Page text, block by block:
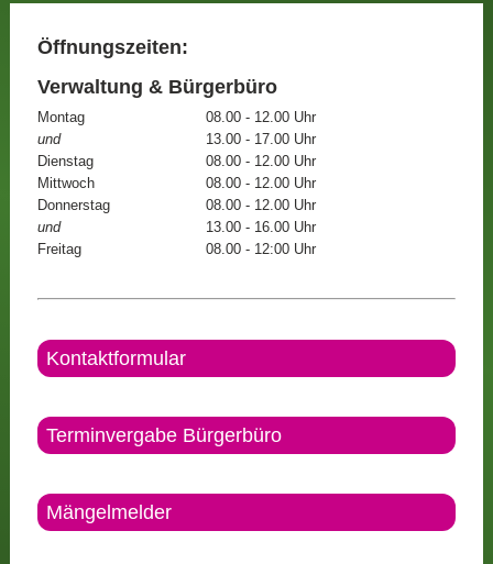
Öffnungszeiten:
Verwaltung & Bürgerbüro
Montag
08.00 - 12.00 Uhr
und
13.00 - 17.00 Uhr
Dienstag
08.00 - 12.00 Uhr
Mittwoch
08.00 - 12.00 Uhr
Donnerstag
08.00 - 12.00 Uhr
und
13.00 - 16.00 Uhr
Freitag
08.00 - 12:00 Uhr
Kontaktformular
Terminvergabe Bürgerbüro
Mängelmelder